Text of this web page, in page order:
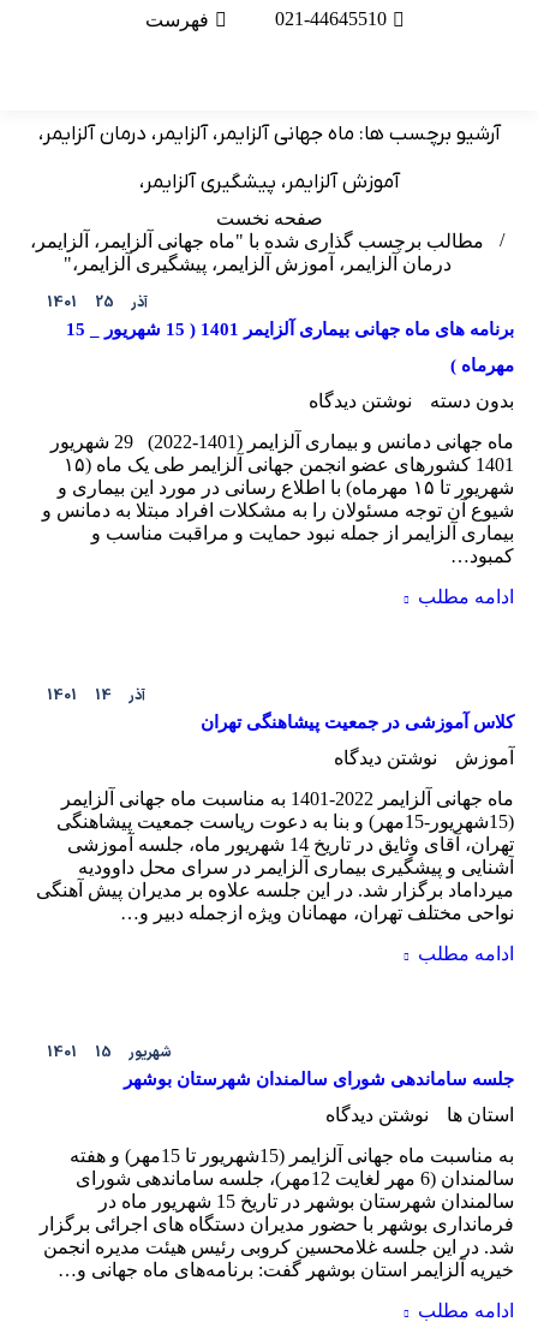
021-44645510 فهرست
آرشیو برچسب ها: ماه جهانی آلزایمر، آلزایمر، درمان آلزایمر،
آموزش آلزایمر، پیشگیری آلزایمر،
صفحه نخست
مطالب برچسب گذاری شده با "ماه جهانی آلزایمر، آلزایمر،
درمان آلزایمر، آموزش آلزایمر، پیشگیری آلزایمر،"
آذر 25
1401
برنامه های ماه جهانی بیماری آلزایمر 1401 ( 15 شهریور _ 15
مهرماه )
بدون دسته
نوشتن دیدگاه
ماه جهانی دمانس و بیماری آلزایمر (1401-2022) 29 شهریور
1401 کشورهای عضو انجمن جهانی آلزایمر طی یک ماه (۱۵
شهریور تا ۱۵ مهرماه) با اطلاع رسانی در مورد این بیماری و
شیوع آن توجه مسئولان را به مشکلات افراد مبتلا به دمانس و
بیماری آلزایمر از جمله نبود حمایت و مراقبت مناسب و
کمبود…
ادامه مطلب
آذر 14
1401
​کلاس آموزشی در جمعیت پیشاهنگی تهران
آموزش
نوشتن دیدگاه
ماه جهانی آلزایمر 2022-1401 به مناسبت ماه جهانی آلزایمر
(15شهریور-15مهر) و بنا به دعوت ریاست جمعیت پیشاهنگی
تهران، آقای وثایق در تاریخ 14 شهریور ماه، جلسه آموزشی
آشنایی و پیشگیری بیماری آلزایمر در سرای محل داوودیه
میرداماد برگزار شد. در این جلسه علاوه بر مدیران پیش آهنگی
نواحی مختلف تهران، مهمانان ویژه ازجمله دبیر و…
ادامه مطلب
شهریور 15
1401
جلسه ساماندهی شورای سالمندان شهرستان بوشهر
استان ها
نوشتن دیدگاه
به مناسبت ماه جهانی آلزایمر (15شهریور تا 15مهر) و هفته
سالمندان (6 مهر لغایت 12مهر)، جلسه ساماندهی شورای
سالمندان شهرستان بوشهر در تاریخ 15 شهریور ماه در
فرمانداری بوشهر با حضور مدیران دستگاه های اجرائی برگزار
شد. در این جلسه غلامحسین کروبی رئیس هیئت مدیره انجمن
خیریه آلزایمر استان بوشهر گفت: برنامه‌های ماه جهانی و…
ادامه مطلب